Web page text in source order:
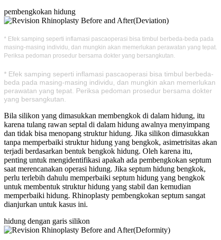
pembengkokan hidung
* Efek samping seperti inflamasi pascaoperasi bisa timbul berbeda-beda pada
masing-masing individu, dan mungkin akan memerlukan perawatan yang tepat.
Periksa pedoman prosedur bersama dokter yang bersangkutan.
* Efek samping seperti inflamasi pascaoperasi bisa timbul berbeda-
beda pada masing-masing individu, dan mungkin akan memerlukan
perawatan yang tepat. Periksa pedoman prosedur bersama dokter
yang bersangkutan.
Bila silikon yang dimasukkan membengkok di dalam hidung, itu
karena tulang rawan septal di dalam hidung awalnya menyimpang
dan tidak bisa menopang struktur hidung. Jika silikon dimasukkan
tanpa memperbaiki struktur hidung yang bengkok, asimetrisitas akan
terjadi berdasarkan bentuk bengkok hidung. Oleh karena itu,
penting untuk mengidentifikasi apakah ada pembengkokan septum
saat merencanakan operasi hidung. Jika septum hidung bengkok,
perlu terlebih dahulu memperbaiki septum hidung yang bengkok
untuk membentuk struktur hidung yang stabil dan kemudian
memperbaiki hidung. Rhinoplasty pembengkokan septum sangat
dianjurkan untuk kasus ini.
hidung dengan garis silikon